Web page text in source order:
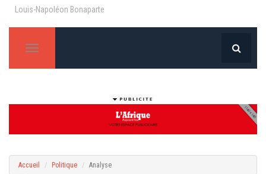
Louis-Napoléon Bonaparte
T
g
n
i
t
Accueil Politique Analyse